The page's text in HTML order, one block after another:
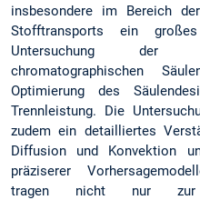
insbesondere im Bereich
Stofftransports ein
Untersuchung der
chromatographischen
Optimierung des
Trennleistung. Die
zudem ein detailliertes
Diffusion und Konvektion
präziserer
tragen nicht nur zur